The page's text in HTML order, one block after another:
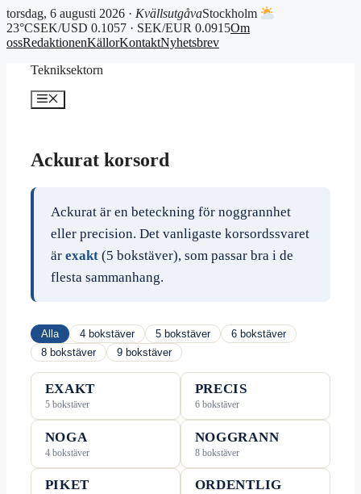
torsdag, 6 augusti 2026 · KvällsutgåvaStockholm
23°CSEK/USD 0.1057 · SEK/EUR 0.0915Om
ossRedaktionenKällorKontaktNyhetsbrev
Tekniksektorn
Meny
Ackurat korsord
Ackurat är en beteckning för noggrannhet
eller precision. Det vanligaste korsordssvaret
är exakt(5 bokstäver), som passar bra i de
flesta sammanhang.
Alla 4 bokstäver 5 bokstäver
6 bokstäver
8 bokstäver
9 bokstäver
EXAKT
5 bokstäver
PRECIS
6 bokstäver
NOGA
4 bokstäver
NOGGRANN
8 bokstäver
PIKET ORDENTLIG